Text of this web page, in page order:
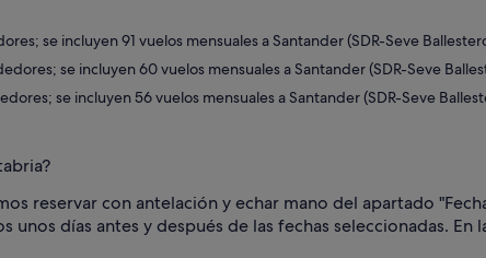
se incluyen 91 vuelos mensuales a Santander (SDR-Seve
se incluyen 60 vuelos mensuales a Santander (SDR-Seve
se incluyen 56 vuelos mensuales a Santander (SDR-Seve
reservar con antelación y echar mano del apartado
días antes y después de las fechas seleccionadas.